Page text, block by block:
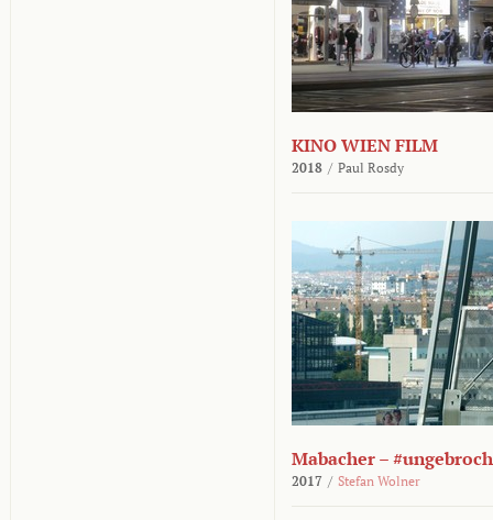
KINO WIEN FILM
2018 / Paul Rosdy
Mabacher –
2017 / Stefan Wolner